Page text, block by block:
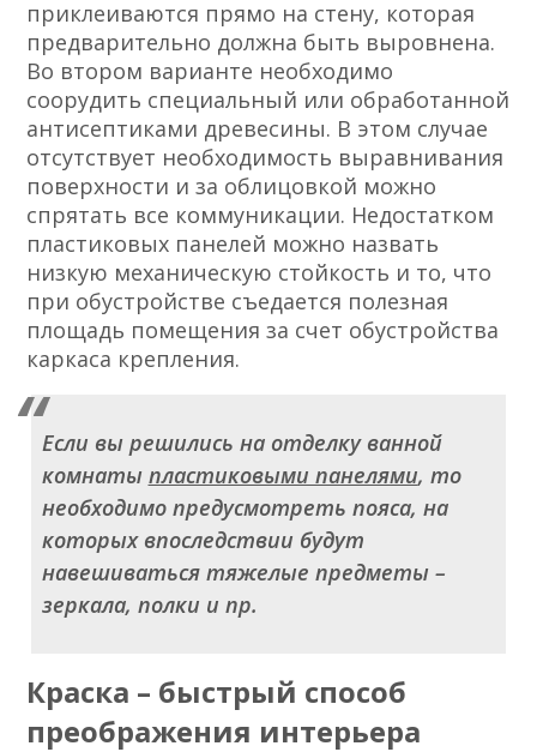
приклеиваются прямо на стену, которая
предварительно должна быть выровнена.
Во втором варианте необходимо
соорудить специальный или обработанной
антисептиками древесины. В этом случае
отсутствует необходимость выравнивания
поверхности и за облицовкой можно
спрятать все коммуникации. Недостатком
пластиковых панелей можно назвать
низкую механическую стойкость и то, что
при обустройстве съедается полезная
площадь помещения за счет обустройства
каркаса крепления.
Если вы решились на отделку ванной
комнаты пластиковыми панелями, то
необходимо предусмотреть пояса, на
которых впоследствии будут
навешиваться тяжелые предметы –
зеркала, полки и пр.
Краска – быстрый способ
преображения интерьера